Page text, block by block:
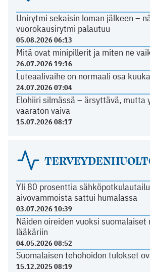
Unirytmi sekaisin loman jälkeen –
vuorokausirytmi palautuu
05.08.2026 06:13
Mitä ovat minipillerit ja miten ne
26.07.2026 19:16
Luteaalivaihe on normaali osa
24.07.2026 07:04
Elohiiri silmässä – ärsyttävä, mutta
vaaraton vaiva
15.07.2026 08:17
Yli 80 prosenttia
aivovammoista sattui humalassa
03.07.2026 10:39
Näiden oireiden vuoksi suomalaiset
lääkäriin
04.05.2026 08:52
Suomalaisen tehohoidon tulokset
15.12.2025 08:19